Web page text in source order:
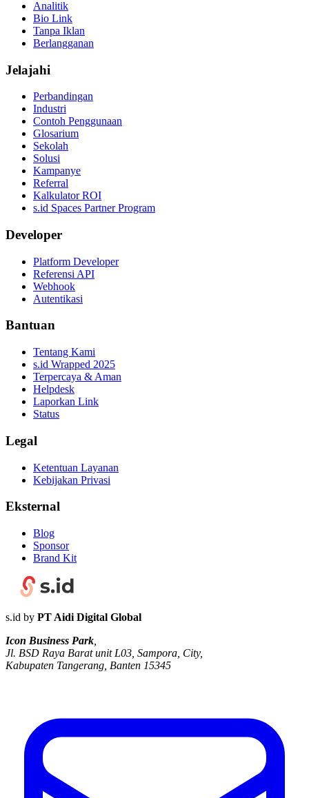
Analitik
Bio Link
Tanpa Iklan
Berlangganan
Jelajahi
Perbandingan
Industri
Contoh Penggunaan
Glosarium
Sekolah
Solusi
Kampanye
Referral
Kalkulator ROI
s.id Spaces Partner Program
Developer
Platform Developer
Referensi API
Webhook
Autentikasi
Bantuan
Tentang Kami
s.id Wrapped 2025
Terpercaya & Aman
Helpdesk
Laporkan Link
Status
Legal
Ketentuan Layanan
Kebijakan Privasi
Eksternal
Blog
Sponsor
Brand Kit
s.id by PT Aidi Digital Global
Icon Business Park
Jl. BSD Raya Barat unit L03, Sampora, City,
Kabupaten Tangerang, Banten 15345